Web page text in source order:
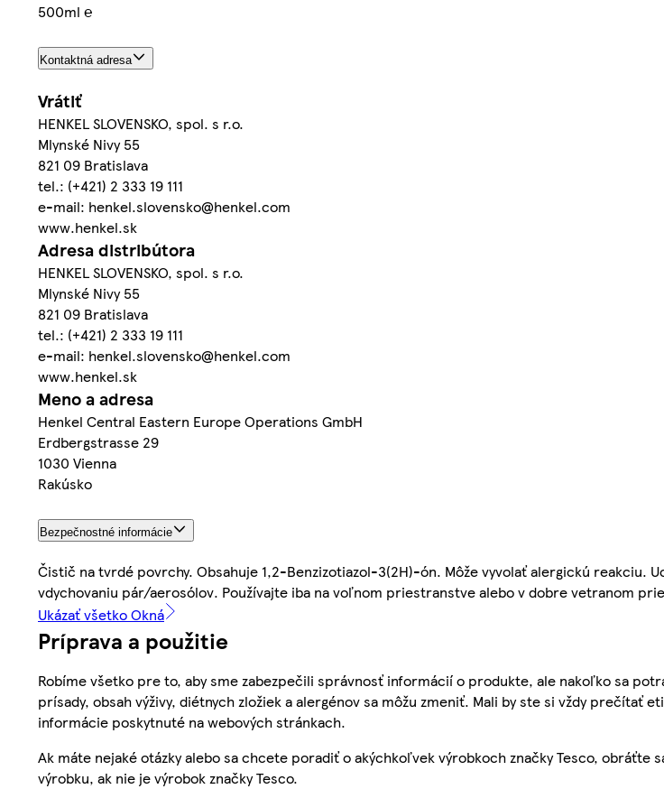
500ml ℮
Kontaktná adresa
Vrátiť
HENKEL SLOVENSKO, spol. s r.o.
Mlynské Nivy 55
821 09 Bratislava
tel.: (+421) 2 333 19 111
e-mail: henkel.slovensko@henkel.com
www.henkel.sk
Adresa distribútora
HENKEL SLOVENSKO, spol. s r.o.
Mlynské Nivy 55
821 09 Bratislava
tel.: (+421) 2 333 19 111
e-mail: henkel.slovensko@henkel.com
www.henkel.sk
Meno a adresa
Henkel Central Eastern Europe Operations GmbH
Erdbergstrasse 29
1030 Vienna
Rakúsko
Bezpečnostné informácie
Čistič na tvrdé povrchy. Obsahuje 1,2-Benzizotiazol-3(2H)-ón. Môže vyvolať alergickú reakciu.
vdychovaniu pár/aerosólov. Používajte iba na voľnom priestranstve alebo v dobre vetranom
Ukázať všetko Okná
Príprava a použitie
Robíme všetko pre to, aby sme zabezpečili správnosť informácií o produkte, ale nakoľko sa
prísady, obsah výživy, diétnych zložiek a alergénov sa môžu zmeniť. Mali by ste si vždy prečítať
informácie poskytnuté na webových stránkach.
Ak máte nejaké otázky alebo sa chcete poradiť o akýchkoľvek výrobkoch značky Tesco, obráťte
výrobku, ak nie je výrobok značky Tesco.